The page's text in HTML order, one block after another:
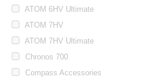
ATOM 6HV Ultimate
ATOM 7HV
ATOM 7HV Ultimate
Chronos 700
Compass Accessories